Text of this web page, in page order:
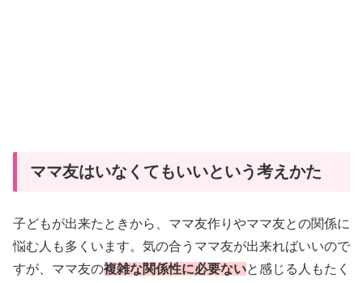
ママ友はいなくてもいいという考えかた
子どもが出来たときから、ママ友作りやママ友との関係に
悩む人も多くいます。気の合うママ友が出来ればいいので
すが、ママ友の複雑な関係性に必要ないと感じる人もたく